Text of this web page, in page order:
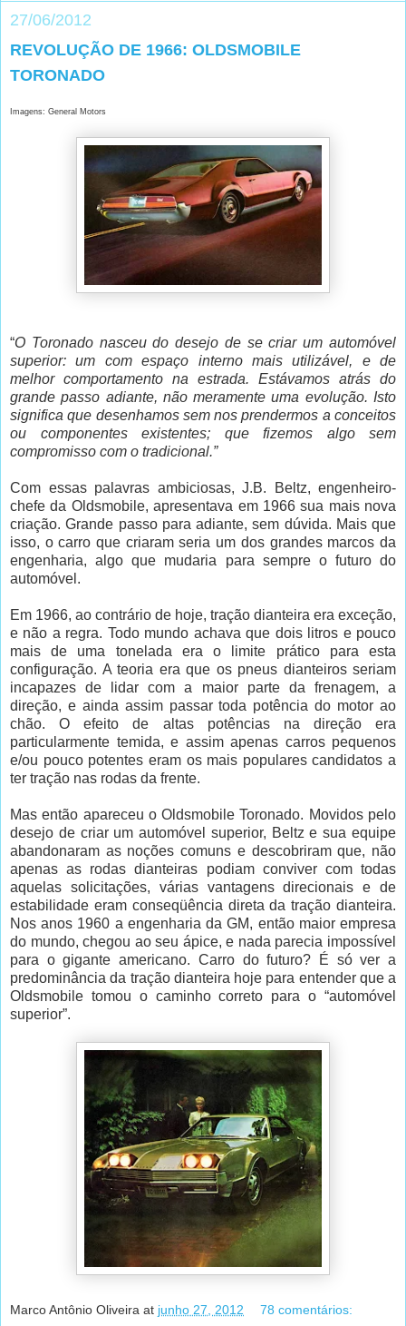
27/06/2012
REVOLUÇÃO DE 1966: OLDSMOBILE
TORONADO
Imagens: General Motors
“O Toronado nasceu do desejo de se criar um automóvel
superior: um com espaço interno mais utilizável, e de
melhor comportamento na estrada. Estávamos atrás do
grande passo adiante, não meramente uma evolução. Isto
significa que desenhamos sem nos prendermos a conceitos
ou componentes existentes; que fizemos algo sem
compromisso com o tradicional.”
Com essas palavras ambiciosas, J.B. Beltz, engenheiro-
chefe da Oldsmobile, apresentava em 1966 sua mais nova
criação. Grande passo para adiante, sem dúvida. Mais que
isso, o carro que criaram seria um dos grandes marcos da
engenharia, algo que mudaria para sempre o futuro do
automóvel.
Em 1966, ao contrário de hoje, tração dianteira era exceção,
e não a regra. Todo mundo achava que dois litros e pouco
mais de uma tonelada era o limite prático para esta
configuração. A teoria era que os pneus dianteiros seriam
incapazes de lidar com a maior parte da frenagem, a
direção, e ainda assim passar toda potência do motor ao
chão. O efeito de altas potências na direção era
particularmente temida, e assim apenas carros pequenos
e/ou pouco potentes eram os mais populares candidatos a
ter tração nas rodas da frente.
Mas então apareceu o Oldsmobile Toronado. Movidos pelo
desejo de criar um automóvel superior, Beltz e sua equipe
abandonaram as noções comuns e descobriram que, não
apenas as rodas dianteiras podiam conviver com todas
aquelas solicitações, várias vantagens direcionais e de
estabilidade eram conseqüência direta da tração dianteira.
Nos anos 1960 a engenharia da GM, então maior empresa
do mundo, chegou ao seu ápice, e nada parecia impossível
para o gigante americano. Carro do futuro? É só ver a
predominância da tração dianteira hoje para entender que a
Oldsmobile tomou o caminho correto para o “automóvel
superior”.
Marco Antônio Oliveira at junho 27, 2012 78 comentários: